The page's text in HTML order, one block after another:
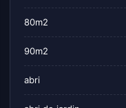
80m2
90m2
abri